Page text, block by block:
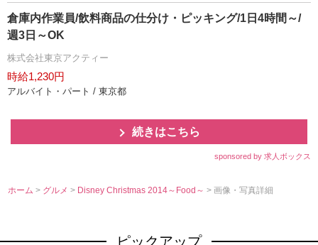
倉庫内作業員/飲料商品の仕分け・ピッキング/1日4時間～/
週3日～OK
株式会社東京アクティー
時給1,230円
アルバイト・パート / 東京都
続きはこちら
sponsored by 求人ボックス
ホーム > グルメ> Disney Christmas 2014～Food～> 画像・写真詳細
ピックアップ